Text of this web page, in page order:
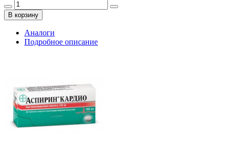
В корзину
Аналоги
Подробное описание